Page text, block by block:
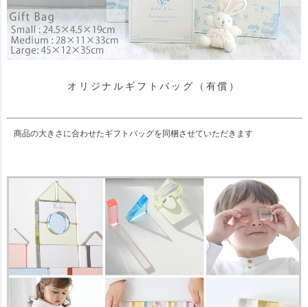
オリジナルギフトバッグ（有償）
商品の大きさに合わせたギフトバッグを同梱させていただきます